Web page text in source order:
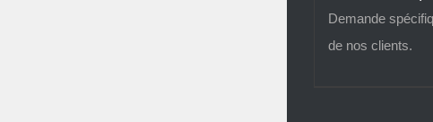
Demande
de nos clients.